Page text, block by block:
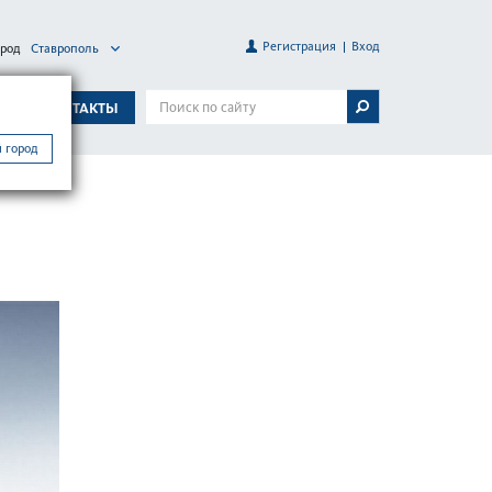
КОНТАКТЫ
город
Ставрополь Регистрация Вход